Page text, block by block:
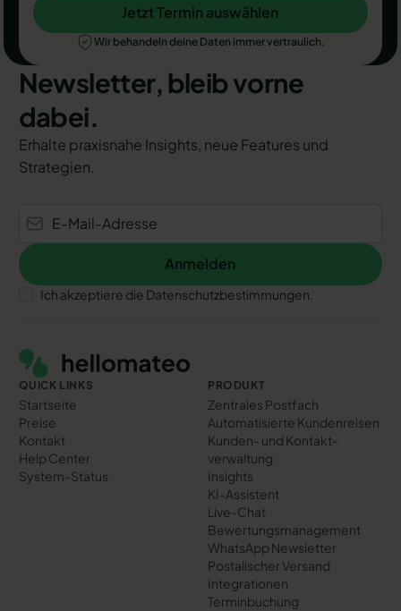
Jetzt Termin auswählen
Jetzt Termin auswählen
Wir behandeln deine Daten immer vertraulich.
Newsletter, bleib vorne
dabei.
Erhalte praxisnahe Insights, neue Features und
Strategien.
Anmelden
Anmelden
Ich akzeptiere die Datenschutzbestimmungen.
QUICK LINKS
Startseite
Preise
Kontakt
Help Center
System-Status
PRODUKT
Zentrales Postfach
Automatisierte Kundenreisen
Kunden- und Kontakt­
verwaltung
Insights
KI-Assistent
Live-Chat
Bewertungs­management
WhatsApp Newsletter
Postalischer Versand
Integrationen
Terminbuchung